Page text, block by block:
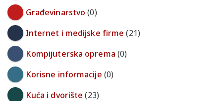
Građevinarstvo (0)
Internet i medijske firme (21)
Kompijuterska oprema (0)
Korisne informacije (0)
Kuća i dvorište (23)